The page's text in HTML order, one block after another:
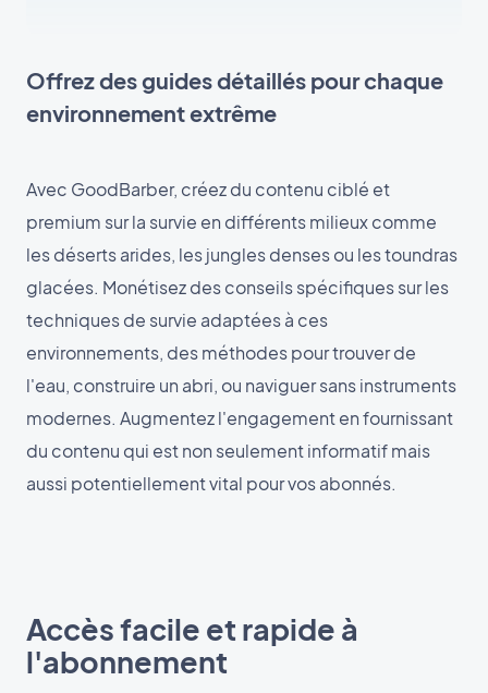
Offrez des guides détaillés pour chaque
environnement extrême
Avec GoodBarber, créez du contenu ciblé et
premium sur la survie en différents milieux comme
les déserts arides, les jungles denses ou les toundras
glacées. Monétisez des conseils spécifiques sur les
techniques de survie adaptées à ces
environnements, des méthodes pour trouver de
l'eau, construire un abri, ou naviguer sans instruments
modernes. Augmentez l'engagement en fournissant
du contenu qui est non seulement informatif mais
aussi potentiellement vital pour vos abonnés.
Accès facile et rapide à
l'abonnement